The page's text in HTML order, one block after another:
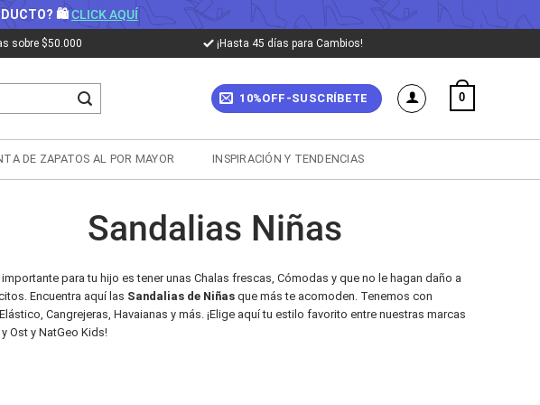
🛍CLICK AQUÍ
sobre $50.000 ¡Hasta 45 días para Cambios!
10%OFF-SUSCRÍBETE 0
DE ZAPATOS AL POR MAYOR INSPIRACIÓN Y TENDENCIAS
Sandalias Niñas
para tu hijo es tener unas Chalas frescas, Cómodas y que no le hagan daño a
Encuentra aquí las Sandalias de Niñas que más te acomoden. Tenemos con
Cangrejeras, Havaianas y más. ¡Elige aquí tu estilo favorito entre nuestras marcas
Ost y NatGeo Kids!